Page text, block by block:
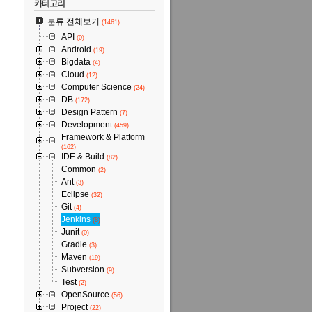
카테고리
분류 전체보기
(1461)
API (0)
Android (19)
Bigdata (4)
Cloud (12)
Computer Science (24)
DB (172)
Design Pattern (7)
Development(459)
Framework & Platform
(162)
IDE & Build (82)
Common (2)
Ant(3)
Eclipse (32)
Git(4)
Jenkins (8)
Junit(0)
Gradle (3)
Maven (19)
Subversion (9)
Test(2)
OpenSource (56)
Project(22)